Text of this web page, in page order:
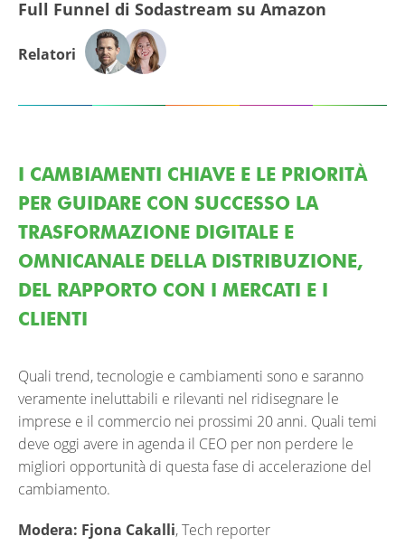
Full Funnel di Sodastream su Amazon
Relatori
I CAMBIAMENTI CHIAVE E LE PRIORITÀ
PER GUIDARE CON SUCCESSO LA
TRASFORMAZIONE DIGITALE E
OMNICANALE DELLA DISTRIBUZIONE,
DEL RAPPORTO CON I MERCATI E I
CLIENTI
Quali trend, tecnologie e cambiamenti sono e saranno
veramente ineluttabili e rilevanti nel ridisegnare le
imprese e il commercio nei prossimi 20 anni. Quali temi
deve oggi avere in agenda il CEO per non perdere le
migliori opportunità di questa fase di accelerazione del
cambiamento.
Modera: Fjona Cakalli,Tech reporter